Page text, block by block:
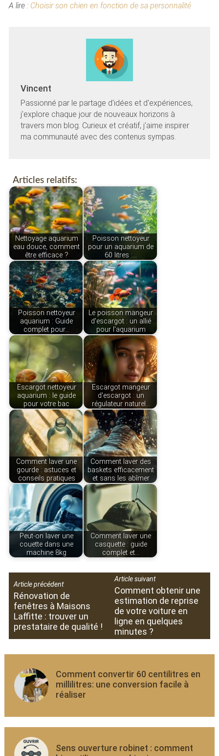
A lire : Choisir son chien en fonction de sa personnalité
Vincent
Passionné par le partage d'idées et d'expériences,
j'explore chaque jour de nouveaux horizons à
travers mon blog. Curieux et créatif, j'aime inspirer
ma communauté avec des contenus sympas.
Articles relatifs:
Nettoyage aquarium
eau douce, comment
être efficace ?
Poisson nettoyeur
pour un aquarium de
60 litres :…
Poisson nettoyeur
aquarium : Guide
complet pour…
Le poisson mangeur
d'escargot : un allié
pour l'aquarium
Escargot nettoyeur
aquarium : le guide
pour votre bac
Escargot mangeur
d'escargot : un
régulateur naturel…
Comment laver une
gourde : astuces et
conseils pratiques
Comment laver des
baskets efficacement
et sans les abîmer
Peut-on laver une
couette dans une
machine 8kg
Comment laver une
casquette : guide
complet et…
Article précédent
Rénovation de
fenêtres à Maisons
Laffitte : trouver un
prestataire de qualité !
Article suivant
Comment obtenir une
estimation de reprise
de votre voiture en
ligne en quelques
minutes ?
Comment convertir 60 centilitres en
millilitres: une conversion facile à
réaliser
Sens ouverture robinet : comment